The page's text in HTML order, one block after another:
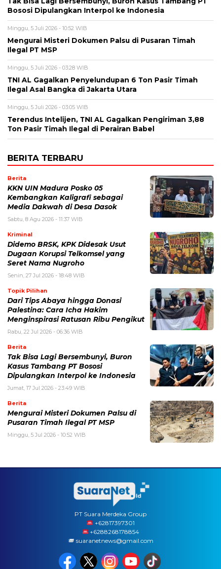
Bososi Dipulangkan Interpol ke Indonesia
Minggu, 5 Juli 2026 - 10:52 WIB
Mengurai Misteri Dokumen Palsu di Pusaran Timah
Ilegal PT MSP
Minggu, 5 Juli 2026 - 03:28 WIB
TNI AL Gagalkan Penyelundupan 6 Ton Pasir Timah
Ilegal Asal Bangka di Jakarta Utara
Minggu, 5 Juli 2026 - 03:05 WIB
Terendus Intelijen, TNI AL Gagalkan Pengiriman 3,88
Ton Pasir Timah Ilegal di Perairan Babel
BERITA TERBARU
Berita
KKN UIN Madura Posko 05
Kembangkan Kaligrafi sebagai
Media Dakwah di Desa Dasok
Sabtu, 8 Agu 2026 - 11:37 WIB
Kriminal
Didemo BRSK, KPK Didesak Usut
Dugaan Korupsi Telkomsel yang
Seret Nama Nugroho
Senin, 27 Jul 2026 - 18:48 WIB
Topik Pilihan
Dari Tips Abaya hingga Donasi
Palestina: Cara Icha Hakim
Menginspirasi Ratusan Ribu Pengikut
Rabu, 22 Jul 2026 - 06:36 WIB
Berita
Tak Bisa Lagi Bersembunyi, Buron
Kasus Tambang PT Bososi
Dipulangkan Interpol ke Indonesia
Jumat, 17 Jul 2026 - 23:49 WIB
Berita
Mengurai Misteri Dokumen Palsu di
Pusaran Timah Ilegal PT MSP
Minggu, 5 Jul 2026 - 10:52 WIB
PT Suara Merdeka Group
‪+62817397301
+6288268178854
suaranetnews@gmail.com